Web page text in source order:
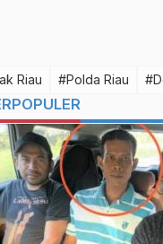
Riau #Polda Riau